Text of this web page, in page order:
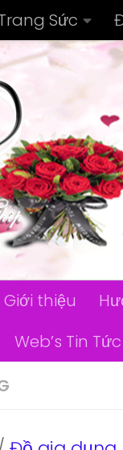
Sức
Giới thiệu
Web’s Tin Tức